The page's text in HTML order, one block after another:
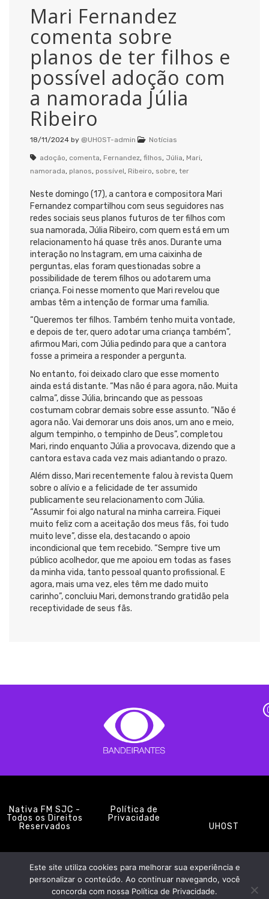
Mari Fernandez
comenta sobre
planos de ter filhos e
possível adoção com
a namorada Júlia
Ribeiro
18/11/2024 by @UHOST-admin Notícias
adoção, comenta, Fernandez, filhos, Júlia, Mari,
namorada, planos, possível, Ribeiro, sobre, ter
Neste domingo (17), a cantora e compositora Mari
Fernandez compartilhou com seus seguidores nas
redes sociais seus planos futuros de ter filhos com
sua namorada, Júlia Ribeiro, com quem está em um
relacionamento há quase três anos. Durante uma
interação no Instagram, em uma caixinha de
perguntas, elas foram questionadas sobre a
possibilidade de terem filhos ou adotarem uma
criança. Foi nesse momento que Mari revelou que
ambas têm a intenção de formar uma família.
“Queremos ter filhos. Também tenho muita vontade,
e depois de ter, quero adotar uma criança também”,
afirmou Mari, com Júlia pedindo para que a cantora
fosse a primeira a responder a pergunta.
No entanto, foi deixado claro que esse momento
ainda está distante. “Mas não é para agora, não. Muita
calma”, disse Júlia, brincando que as pessoas
costumam cobrar demais sobre esse assunto. “Não é
agora não. Vai demorar uns dois anos, um ano e meio,
algum tempinho, o tempinho de Deus”, completou
Mari, rindo enquanto Júlia a provocava, dizendo que a
cantora estava cada vez mais adiantando o prazo.
Além disso, Mari recentemente falou à revista Quem
sobre o alívio e a felicidade de ter assumido
publicamente seu relacionamento com Júlia.
“Assumir foi algo natural na minha carreira. Fiquei
muito feliz com a aceitação dos meus fãs, foi tudo
muito leve”, disse ela, destacando o apoio
incondicional que tem recebido. “Sempre tive um
público acolhedor, que me apoiou em todas as fases
da minha vida, tanto pessoal quanto profissional. E
agora, mais uma vez, eles têm me dado muito
carinho”, concluiu Mari, demonstrando gratidão pela
receptividade de seus fãs.
Nativa FM SJC -
Todos os Direitos
Reservados
Política de
Privacidade
UHOST
PROMOÇÕES EQUIPE NOTÍCIAS CONTATO
Este site utiliza cookies para melhorar sua experiência e
personalizar o conteúdo. Ao continuar navegando, você
concorda com nossa Política de Privacidade.